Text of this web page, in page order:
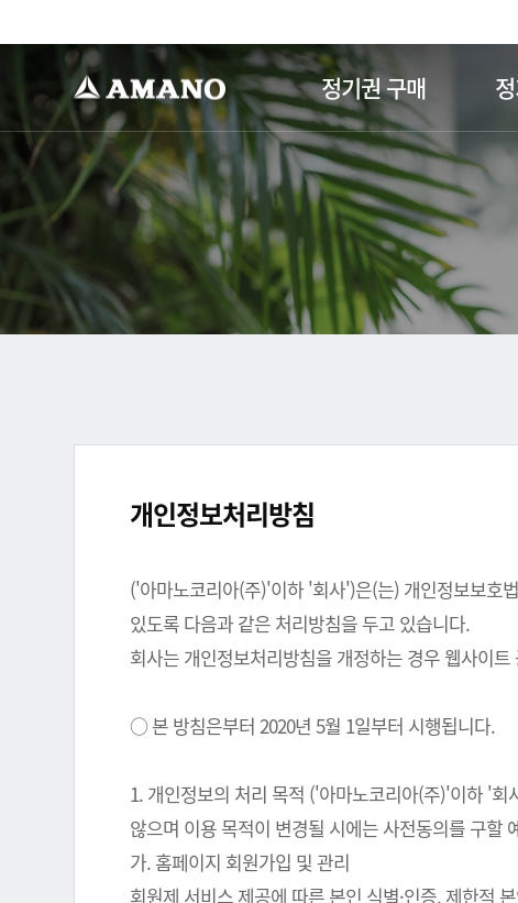
정기권 구매
개인정보처리방침
('아마노코리아(주)'이하 '회사')은(는) 개인정보보호
있도록 다음과 같은 처리방침을 두고 있습니다.
회사는 개인정보처리방침을 개정하는 경우 웹사이
○ 본 방침은부터 2020년 5월 1일부터 시행됩니다.
1. 개인정보의 처리 목적 ('아마노코리아(주)'이하 '
않으며 이용 목적이 변경될 시에는 사전동의를 구할
가. 홈페이지 회원가입 및 관리
회원제 서비스 제공에 따른 본인 식별·인증, 제한적